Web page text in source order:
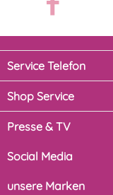
Service Telefon
Shop Service
Presse & TV
Social Media
unsere Marken